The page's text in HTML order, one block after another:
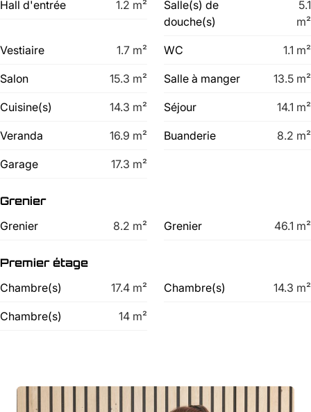
Hall d'entrée
1.2 m²
Salle(s) de
douche(s)
5.1
m²
Vestiaire 1.7 m² WC 1.1 m²
Salon 15.3 m² Salle à manger 13.5 m²
Cuisine(s) 14.3 m² Séjour 14.1 m²
Veranda 16.9 m² Buanderie 8.2 m²
Garage 17.3 m²
Grenier
Grenier
8.2 m² Grenier 46.1 m²
Premier étage
Chambre(s)
17.4 m² Chambre(s) 14.3 m²
Chambre(s) 14 m²